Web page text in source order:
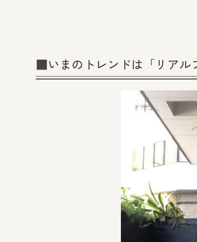
■いまのトレンドは「リアル